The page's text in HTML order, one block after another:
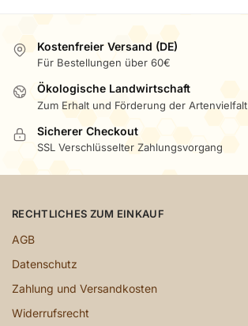
Kostenfreier Versand (DE)
Für Bestellungen über 60€
Ökologische Landwirtschaft
Zum Erhalt und Förderung der Artenvielfalt
Sicherer Checkout
SSL Verschlüsselter Zahlungsvorgang
RECHTLICHES ZUM EINKAUF
AGB
Datenschutz
Zahlung und Versandkosten
Widerrufsrecht